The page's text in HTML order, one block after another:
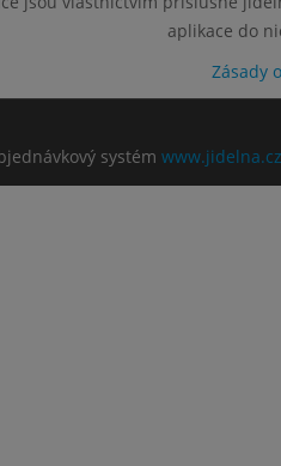
aplikace do
Zásady
systém www.jidelna.cz